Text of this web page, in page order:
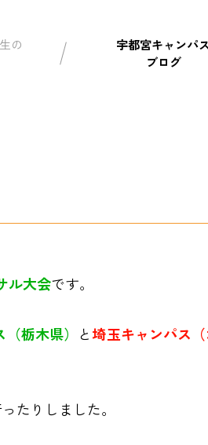
の
宇都宮キャンパ
ブログ
ル大会です。
栃木県） と埼玉キャンパス
たりしました。